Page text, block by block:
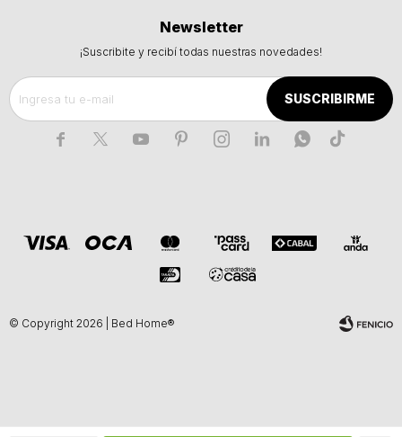
Newsletter
¡Suscribite y recibí todas nuestras novedades!
SUSCRIBIRME
      
© Copyright 2026 | Bed Home®